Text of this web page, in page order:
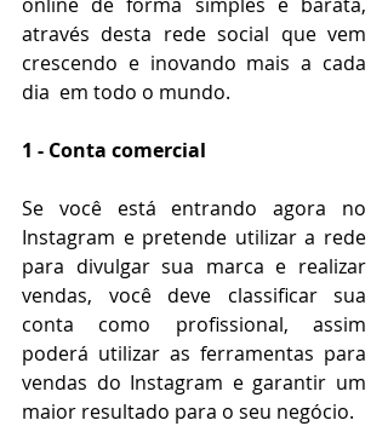
através desta rede social que vem
crescendo e inovando mais a cada
dia  em todo o mundo.
1 - Conta comercial
Se você está entrando agora no
Instagram e pretende utilizar a rede
para divulgar sua marca e realizar
vendas, você deve classificar sua
conta como profissional, assim
poderá utilizar as ferramentas para
vendas do Instagram e garantir um
maior resultado para o seu negócio.